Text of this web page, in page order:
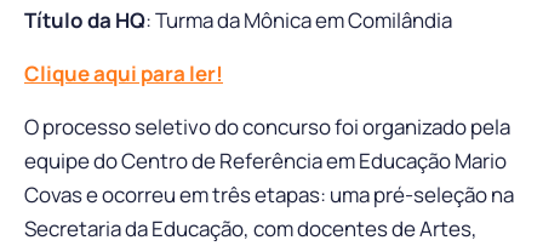
Título da HQ: Turma da Mônica em Comilândia
Clique aqui para ler!
O processo seletivo do concurso foi organizado pela
equipe do Centro de Referência em Educação Mario
Covas e ocorreu em três etapas: uma pré-seleção na
Secretaria da Educação, com docentes de Artes,